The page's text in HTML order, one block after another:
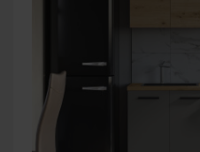
Elektriniai įrankiai
Auto prekės
Prekės pigiau